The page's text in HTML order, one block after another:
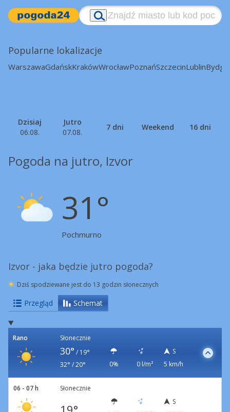
Popularne lokalizacje
WarszawaGdańskKrakówWrocławPoznańSzczecinLublin
Dzisiaj
06.08.
Jutro
07.08.
7 dni Weekend 16 dni
Pogoda na jutro, Izvor
31°
Pochmurno
Izvor - jaka będzie jutro pogoda?
Dziś spodziewane jest do 13 godzin słonecznych
Przegląd Schemat
Rano Słonecznie
30° / 19°
32° / 20°
0% 0 l/m²
S
5 km/h
06 - 07 h Słonecznie
S